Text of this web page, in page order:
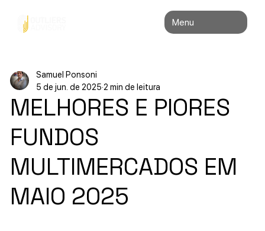
Menu
MELHORES E PIORES
FUNDOS
MULTIMERCADOS EM
MAIO 2025
Samuel Ponsoni
5 de jun. de 2025 2 min de leitura